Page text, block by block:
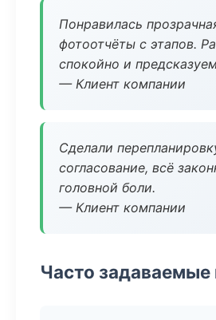
Понравилась
фотоотчёты с этапов.
спокойно и
— Клиент компании
Сделали
согласование, всё
головной боли.
— Клиент компании
Часто